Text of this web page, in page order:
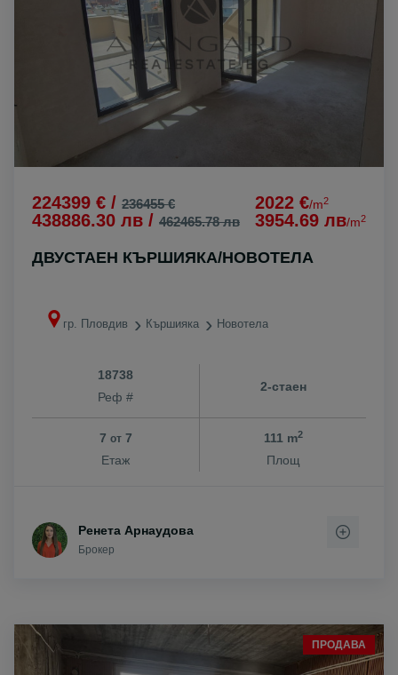
224399 € / 236455 €
438886.30 лв / 462465.78 лв
2022 €/m2
3954.69 лв/m2
ДВУСТАЕН КЪРШИЯКА/НОВОТЕЛА
гр. Пловдив Кършияка Новотела
18738
Реф #
2-стаен
7 от7
Етаж
111 m2
Площ
Ренета Арнаудова
Брокер
ПРОДАВА